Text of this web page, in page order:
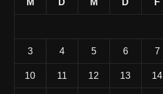
3 4 5 6 7
10 11 12 13 14